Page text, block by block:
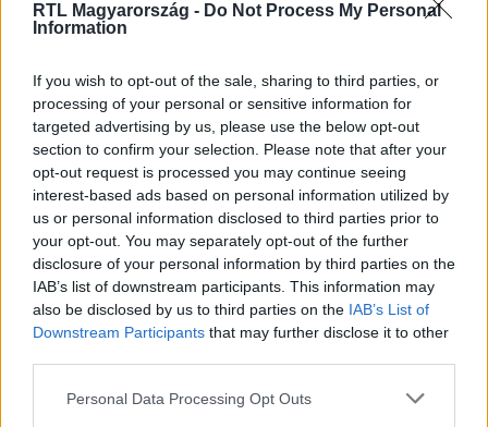
RTL Magyarország - Do Not Process My Personal
Information
If you wish to opt-out of the sale, sharing to third parties, or
processing of your personal or sensitive information for
targeted advertising by us, please use the below opt-out
section to confirm your selection. Please note that after your
opt-out request is processed you may continue seeing
interest-based ads based on personal information utilized by
us or personal information disclosed to third parties prior to
your opt-out. You may separately opt-out of the further
disclosure of your personal information by third parties on the
IAB’s list of downstream participants. This information may
also be disclosed by us to third parties on the IAB’s List of
Downstream Participants that may further disclose it to other
Please note that this website/app uses one or more Google
Personal Data Processing Opt Outs
Kövess minket, és értesülj a friss hírekről a
Facebookon is!
Követem
#SURVIVOR # ÖSSZEFOGLALÓ # 8. RÉSZ